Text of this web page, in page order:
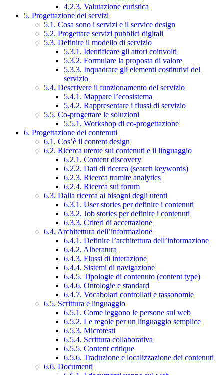
4.2.3. Valutazione euristica
5. Progettazione dei servizi
5.1. Cosa sono i servizi e il service design
5.2. Progettare servizi pubblici digitali
5.3. Definire il modello di servizio
5.3.1. Identificare gli attori coinvolti
5.3.2. Formulare la proposta di valore
5.3.3. Inquadrare gli elementi costitutivi del
servizio
5.4. Descrivere il funzionamento del servizio
5.4.1. Mappare l’ecosistema
5.4.2. Rappresentare i flussi di servizio
5.5. Co-progettare le soluzioni
5.5.1. Workshop di co-progettazione
6. Progettazione dei contenuti
6.1. Cos’è il content design
6.2. Ricerca utente sui contenuti e il linguaggio
6.2.1. Content discovery
6.2.2. Dati di ricerca (search keywords)
6.2.3. Ricerca tramite analytics
6.2.4. Ricerca sui forum
6.3. Dalla ricerca ai bisogni degli utenti
6.3.1. User stories per definire i contenuti
6.3.2. Job stories per definire i contenuti
6.3.3. Criteri di accettazione
6.4. Architettura dell’informazione
6.4.1. Definire l’architettura dell’informazione
6.4.2. Alberatura
6.4.3. Flussi di interazione
6.4.4. Sistemi di navigazione
6.4.5. Tipologie di contenuto (content type)
6.4.6. Ontologie e standard
6.4.7. Vocabolari controllati e tassonomie
6.5. Scrittura e linguaggio
6.5.1. Come leggono le persone sul web
6.5.2. Le regole per un linguaggio semplice
6.5.3. Microtesti
6.5.4. Scrittura collaborativa
6.5.5. Content critique
6.5.6. Traduzione e localizzazione dei contenuti
6.6. Documenti